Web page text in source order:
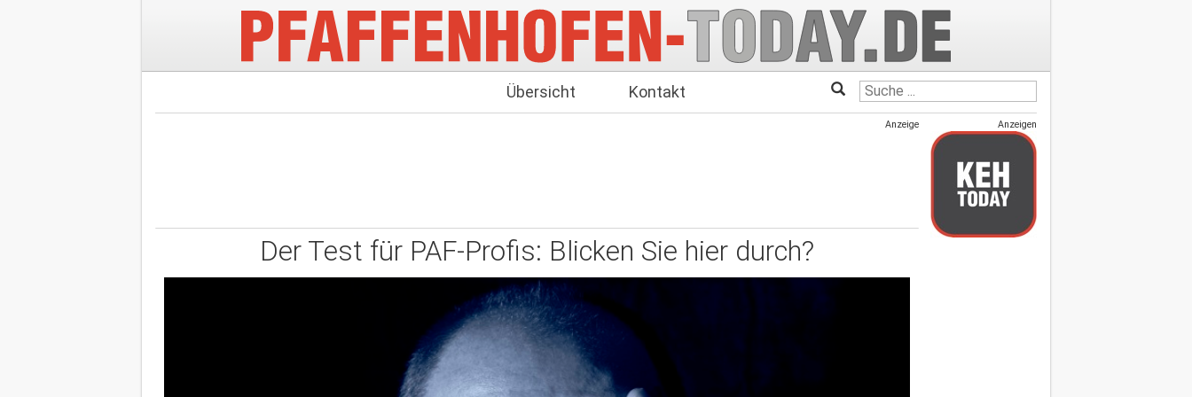
Übersicht Kontakt
Anzeige
Der Test für PAF-Profis: Blicken Sie hier durch?
Anzeigen